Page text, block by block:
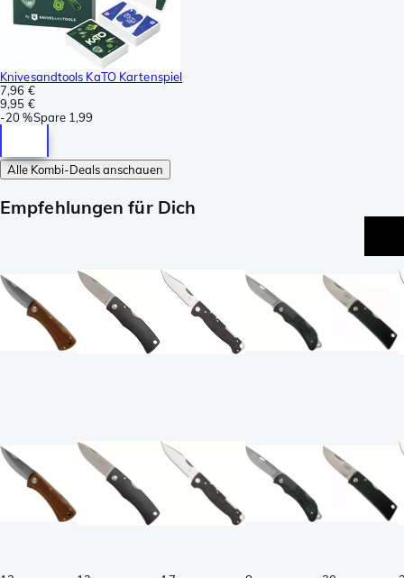
Knivesandtools KaTO Kartenspiel
7,96 €
9,95 €
-20 %Spare 1,99
Alle Kombi-Deals anschauen
Empfehlungen für Dich